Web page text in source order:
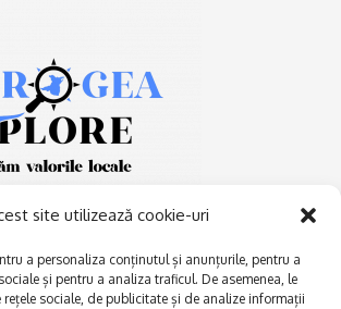
site utilizează cookie-uri
a personaliza conținutul și anunțurile, pentru a
și pentru a analiza traficul. De asemenea, le
rețele sociale, de publicitate și de analize informații